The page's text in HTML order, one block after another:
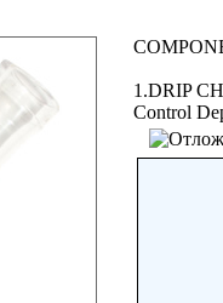
1.DRIP
Control